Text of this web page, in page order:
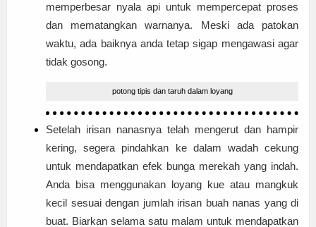
memperbesar nyala api untuk mempercepat proses
dan mematangkan warnanya. Meski ada patokan
waktu, ada baiknya anda tetap sigap mengawasi agar
tidak gosong.
potong tipis dan taruh dalam loyang
Setelah irisan nanasnya telah mengerut dan hampir
kering, segera pindahkan ke dalam wadah cekung
untuk mendapatkan efek bunga merekah yang indah.
Anda bisa menggunakan loyang kue atau mangkuk
kecil sesuai dengan jumlah irisan buah nanas yang di
buat. Biarkan selama satu malam untuk mendapatkan